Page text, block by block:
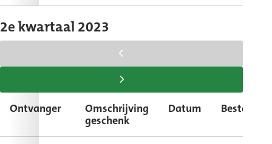
2e kwartaal 2023
naar
links
tabel
rechts
Ontvanger
Omschrijving
geschenk
Datum